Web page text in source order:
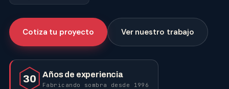
Cotiza tu proyecto Ver nuestro trabajo
30 Años de experiencia
Fabricando sombra desde 1996